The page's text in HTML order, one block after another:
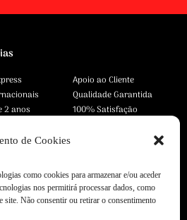
de Cookies
como cookies para armazenar e/ou aceder
nos permitirá processar dados, como
site. Não consentir ou retirar o consentimento
2 anos
Apoio ao Cliente
Qualidade Garantida
100% Satisfação